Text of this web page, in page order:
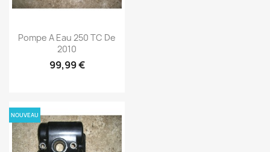
Pompe A Eau 250 TC De
2010
99,99 €
NOUVEAU